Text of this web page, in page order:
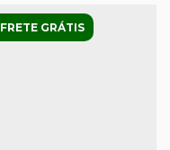
FRETE GRÁTIS